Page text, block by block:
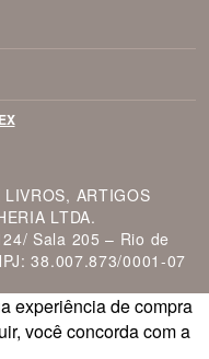
LIVROS, ARTIGOS
LTDA.
Sala 205 – Rio de
38.007.873/0001-07
experiência de compra
você concorda com a